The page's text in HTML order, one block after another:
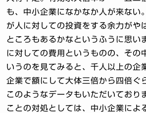
も、中小企業になかなか人が来ない
が人に対しての投資をする余力がや
ところもあるかなというふうに思い
に対しての費用というものの、その
いうのを見てみると、千人以上の企
企業で額にして大体三倍から四倍ぐ
このようなデータもいただいており
ことの対処としては、中小企業によ